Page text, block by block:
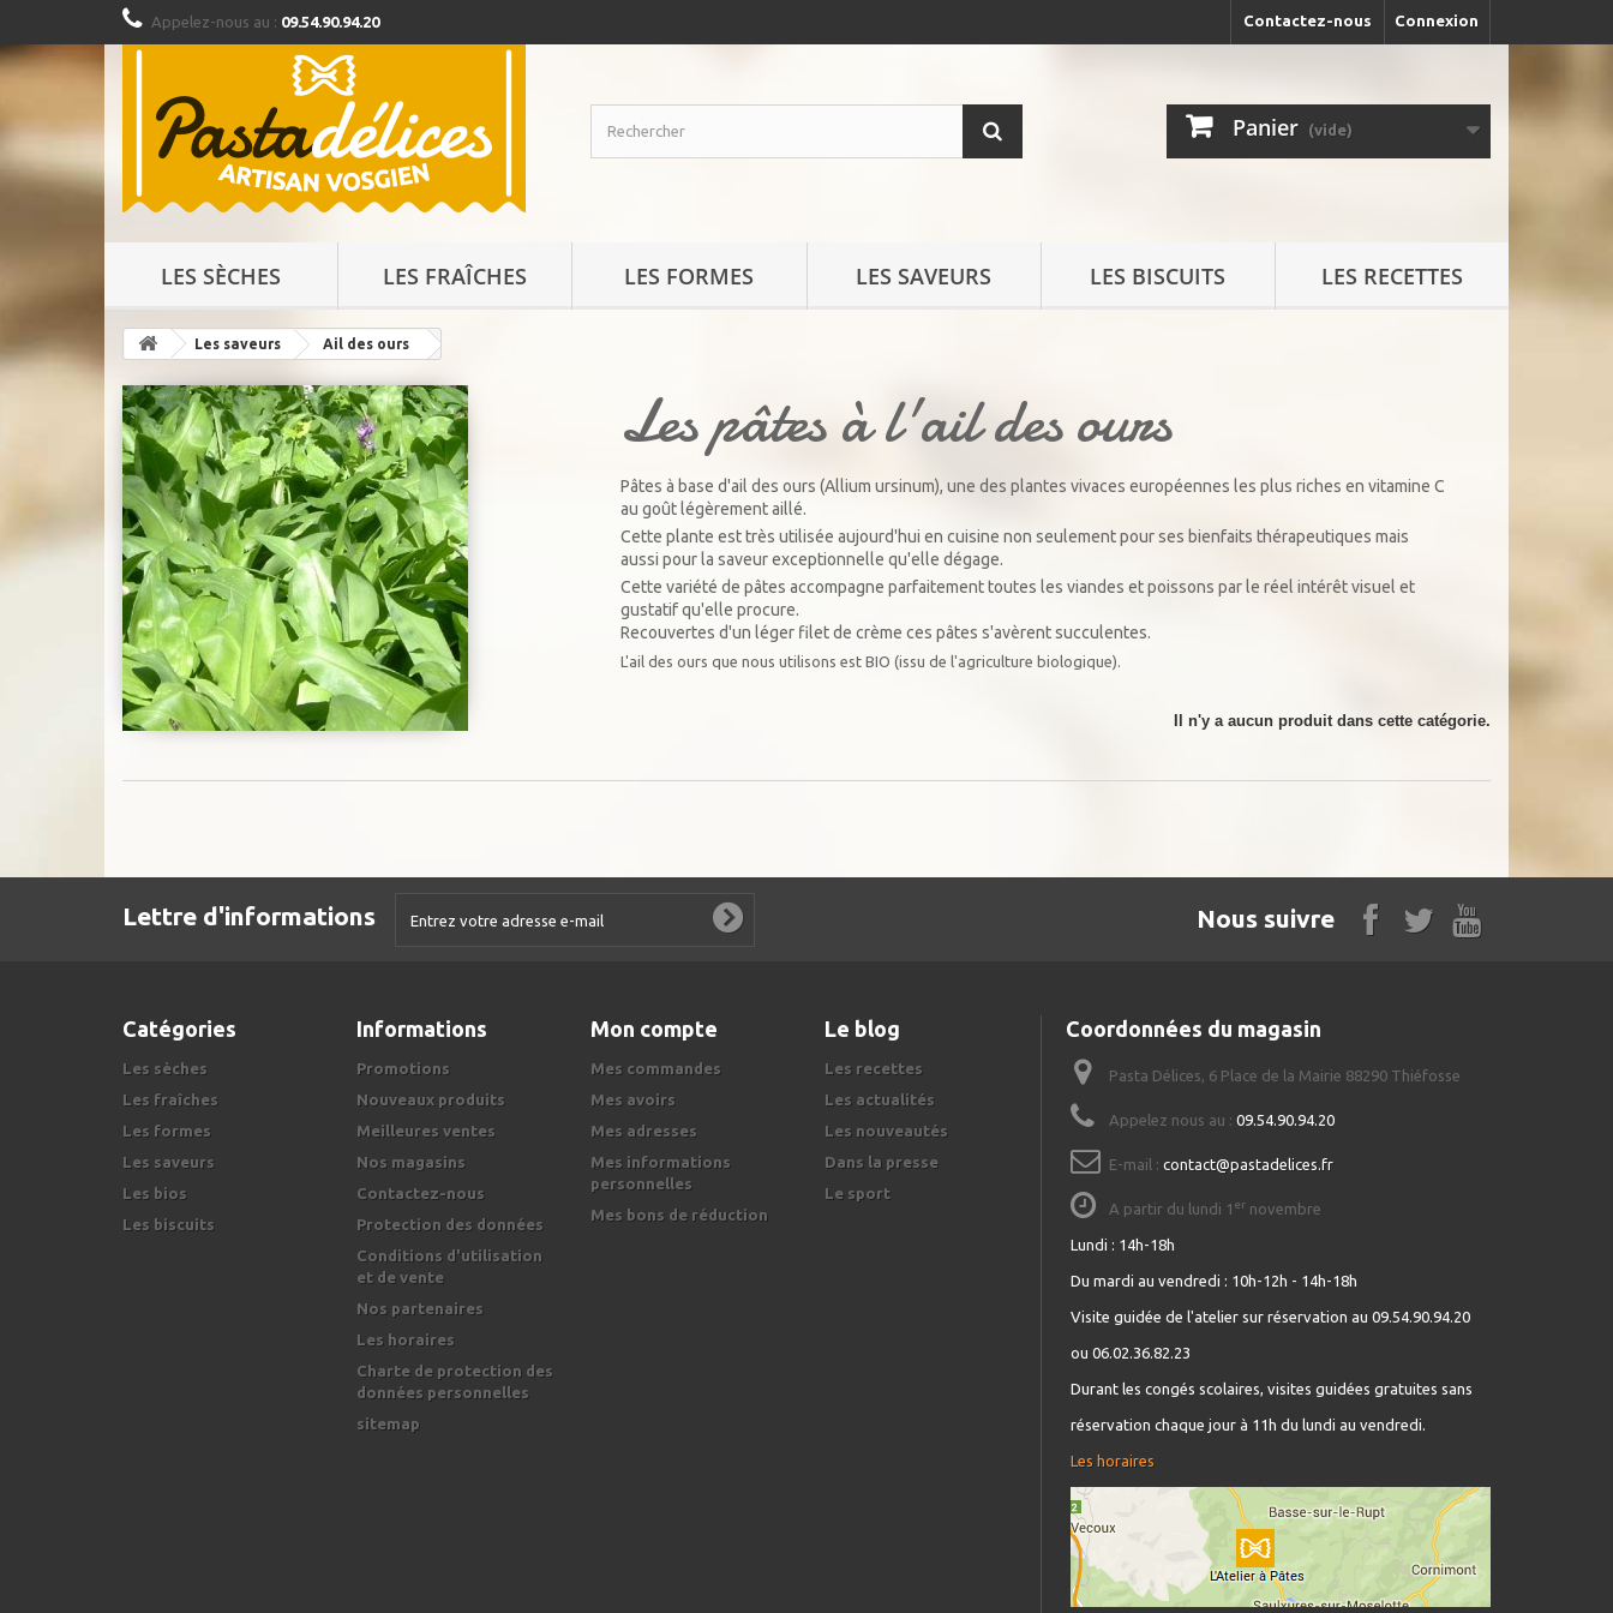
Connexion
Contactez-nous
Appelez-nous au : 09.54.90.94.20
Panier (vide)
LES SÈCHES LES FRAÎCHES LES FORMES LES SAVEURS LES BISCUITS LES RECETTES
Les saveurs Ail des ours
Les pâtes à l'ail des ours
Pâtes à base d'ail des ours (Allium ursinum), une des plantes vivaces européennes les plus riches en vitamine C
au goût légèrement aillé.
Cette plante est très utilisée aujourd'hui en cuisine non seulement pour ses bienfaits thérapeutiques mais
aussi pour la saveur exceptionnelle qu'elle dégage.
Cette variété de pâtes accompagne parfaitement toutes les viandes et poissons par le réel intérêt visuel et
gustatif qu'elle procure.
Recouvertes d'un léger filet de crème ces pâtes s'avèrent succulentes.
L'ail des ours que nous utilisons est BIO (issu de l'agriculture biologique).
Il n'y a aucun produit dans cette catégorie.
Lettre d'informations Nous suivre
Catégories
Les sèches
Les fraîches
Les formes
Les saveurs
Les bios
Les biscuits
Informations
Promotions
Nouveaux produits
Meilleures ventes
Nos magasins
Contactez-nous
Protection des données
Conditions d'utilisation
et de vente
Nos partenaires
Les horaires
Charte de protection des
données personnelles
sitemap
Mon compte
Mes commandes
Mes avoirs
Mes adresses
Mes informations
personnelles
Mes bons de réduction
Le blog
Les recettes
Les actualités
Les nouveautés
Dans la presse
Le sport
Coordonnées du magasin
Pasta Délices, 6 Place de la Mairie 88290 Thiéfosse
Appelez nous au : 09.54.90.94.20
E-mail : contact@pastadelices.fr
A partir du lundi 1 er novembre
Lundi : 14h-18h
Du mardi au vendredi : 10h-12h - 14h-18h
Visite guidée de l'atelier sur réservation au 09.54.90.94.20
ou 06.02.36.82.23
Durant les congés scolaires, visites guidées gratuites sans
réservation chaque jour à 11h du lundi au vendredi.
Les horaires